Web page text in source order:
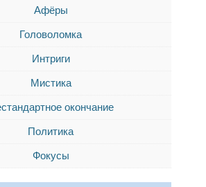
Афёры
Головоломка
Интриги
Мистика
окончание
Политика
Фокусы